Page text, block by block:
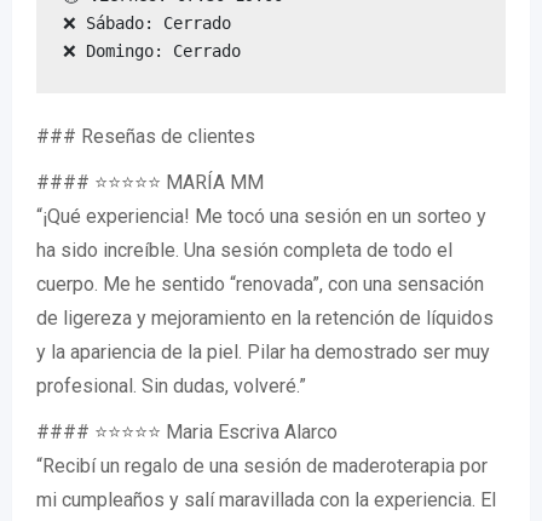
❌ Sábado: Cerrado
❌ Domingo: Cerrado
### Reseñas de clientes
#### ⭐⭐⭐⭐⭐ MARÍA MM
“¡Qué experiencia! Me tocó una sesión en un sorteo y
ha sido increíble. Una sesión completa de todo el
cuerpo. Me he sentido “renovada”, con una sensación
de ligereza y mejoramiento en la retención de líquidos
y la apariencia de la piel. Pilar ha demostrado ser muy
profesional. Sin dudas, volveré.”
#### ⭐⭐⭐⭐⭐ Maria Escriva Alarco
“Recibí un regalo de una sesión de maderoterapia por
mi cumpleaños y salí maravillada con la experiencia. El